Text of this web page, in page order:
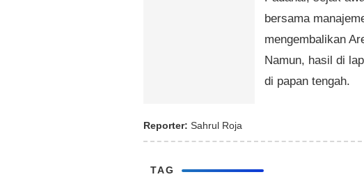
bersama
mengembalikan
Namun, hasil di
di papan tengah.
Reporter: Sahrul Roja
TAG